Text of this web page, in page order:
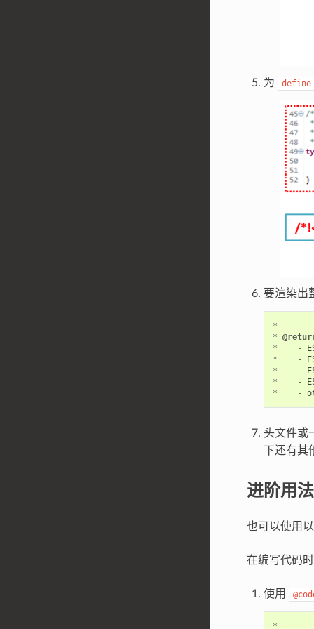
为 define
要渲染出
*
*
*
-
*
-
*
-
*
-
*
-
头文件或
下还有其
进阶用法
也可以使用
在编写代码
使用
*